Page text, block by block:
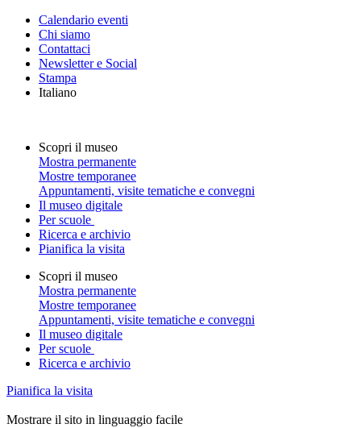
Calendario eventi
Chi siamo
Contattaci
Newsletter e Social
Stampa
Italiano
Scopri il museo
Mostra permanente
Mostre temporanee
Appuntamenti, visite tematiche e convegni
Il museo digitale
Per scuole
Ricerca e archivio
Pianifica la visita
Scopri il museo
Mostra permanente
Mostre temporanee
Appuntamenti, visite tematiche e convegni
Il museo digitale
Per scuole
Ricerca e archivio
Pianifica la visita
Mostrare il sito in linguaggio facile